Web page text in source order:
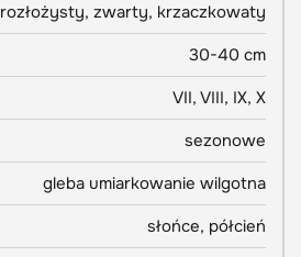
rozłożysty, zwarty, krzaczkowaty
30-40 cm
VII, VIII, IX, X
sezonowe
gleba umiarkowanie wilgotna
słońce, półcień